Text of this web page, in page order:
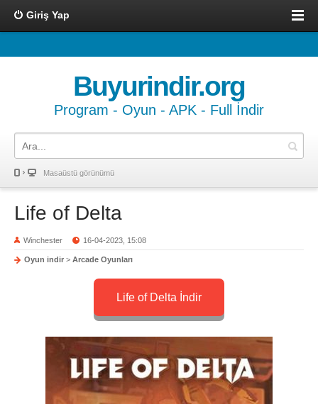
Giriş Yap
Buyurindir.org
Program - Oyun - APK - Full İndir
Masaüstü görünümü
Life of Delta
Winchester 16-04-2023, 15:08
Oyun indir > Arcade Oyunları
Life of Delta İndir